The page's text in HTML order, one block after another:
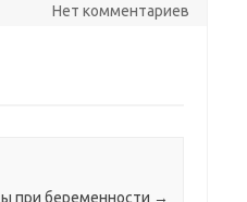
Нет комментариев
при беременности →